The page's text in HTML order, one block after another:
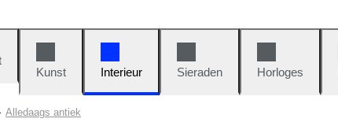
Kunst
Interieur Sieraden Horloges
Alledaags antiek